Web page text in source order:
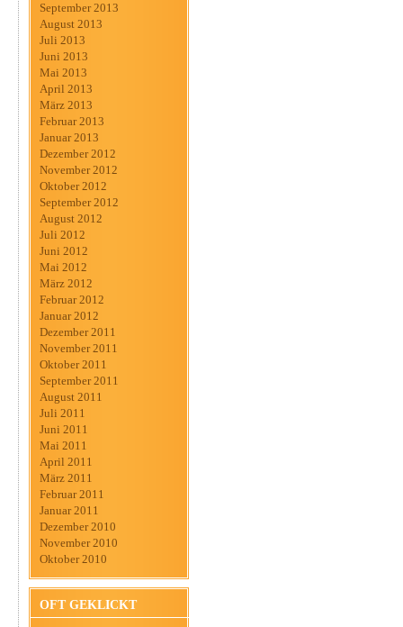
September 2013
August 2013
Juli 2013
Juni 2013
Mai 2013
April 2013
März 2013
Februar 2013
Januar 2013
Dezember 2012
November 2012
Oktober 2012
September 2012
August 2012
Juli 2012
Juni 2012
Mai 2012
März 2012
Februar 2012
Januar 2012
Dezember 2011
November 2011
Oktober 2011
September 2011
August 2011
Juli 2011
Juni 2011
Mai 2011
April 2011
März 2011
Februar 2011
Januar 2011
Dezember 2010
November 2010
Oktober 2010
OFT GEKLICKT